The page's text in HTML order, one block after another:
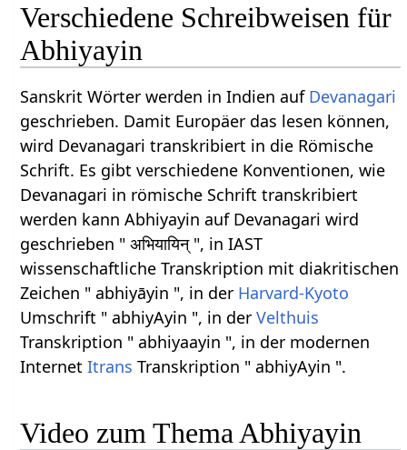
Verschiedene Schreibweisen für
Abhiyayin
Sanskrit Wörter werden in Indien auf Devanagari
geschrieben. Damit Europäer das lesen können,
wird Devanagari transkribiert in die Römische
Schrift. Es gibt verschiedene Konventionen, wie
Devanagari in römische Schrift transkribiert
werden kann Abhiyayin auf Devanagari wird
geschrieben " अभियायिन् ", in IAST
wissenschaftliche Transkription mit diakritischen
Zeichen " abhiyāyin ", in der Harvard-Kyoto
Umschrift " abhiyAyin ", in derVelthuis
Transkription " abhiyaayin ", in der modernen
InternetItrans Transkription " abhiyAyin ".
Video zum Thema Abhiyayin